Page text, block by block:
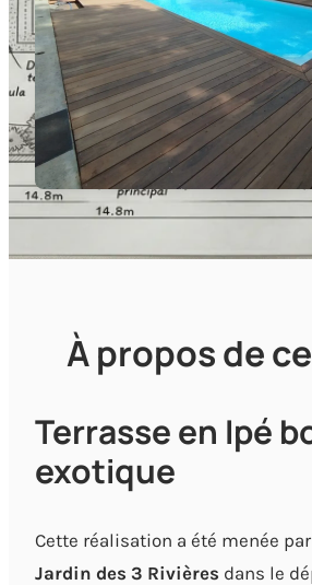
À propos de
Terrasse en Ipé
exotique
Cette réalisation a été menée
Jardin des 3 Rivières dans le